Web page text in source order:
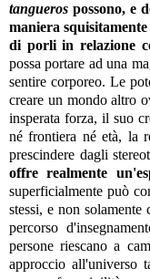
tangueros possono, e
maniera
di porli in relazione
possa portare ad una
sentire corporeo. Le
creare un mondo altro
insperata forza, il suo
né frontiera né età, la
prescindere dagli
offre realmente
superficialmente può
stessi, e non
percorso
persone riescano a
approccio all'universo